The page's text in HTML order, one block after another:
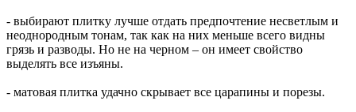
- выбирают плитку лучше отдать предпочтение несветлым и
неоднородным тонам, так как на них меньше всего видны
грязь и разводы. Но не на черном – он имеет свойство
выделять все изъяны.
- матовая плитка удачно скрывает все царапины и порезы.